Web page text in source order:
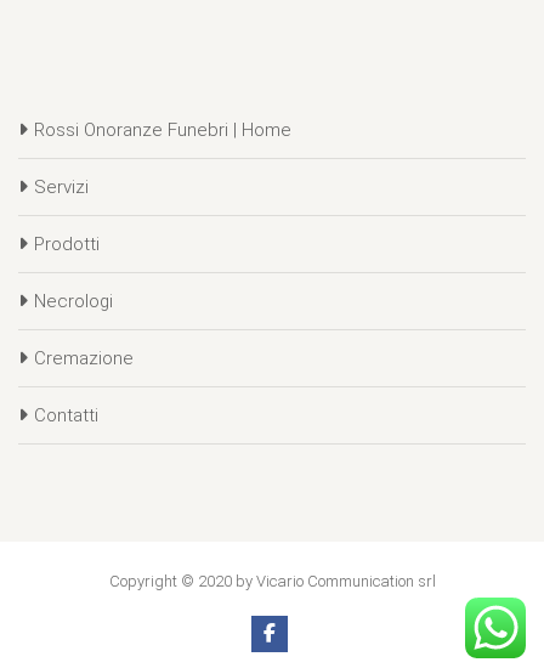
Rossi Onoranze Funebri | Home
Servizi
Prodotti
Necrologi
Cremazione
Contatti
Copyright © 2020 by Vicario Communication srl